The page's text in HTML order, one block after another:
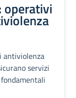
operativi
antiviolenza
servizi